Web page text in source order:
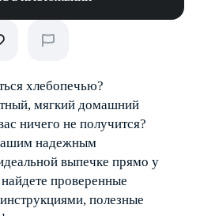
хлебопечью?
мягкий домашний
ничего не получится?
вашим надежным
выпечке прямо у
проверенные
полезные